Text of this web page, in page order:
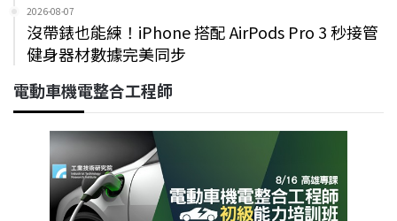
2026-08-07
沒帶錶也能練！iPhone 搭配 AirPods Pro 3 秒接管
健身器材數據完美同步
電動車機電整合工程師